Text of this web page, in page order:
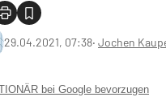
29.04.2021, 07:38‧ Jochen
bei Google bevorzugen